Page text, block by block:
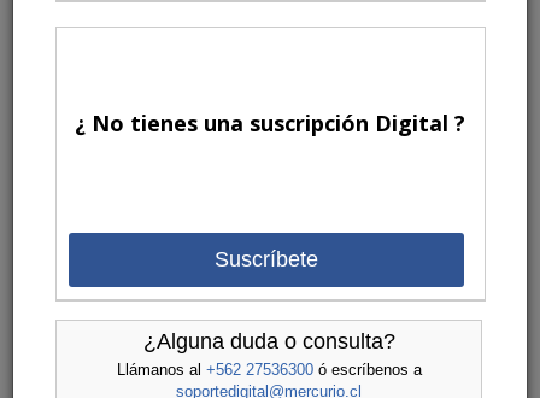
¿ No tienes una suscripción Digital ?
Suscríbete
¿Alguna duda o consulta?
Llámanos al +562 27536300ó escríbenos a
soportedigital@mercurio.cl